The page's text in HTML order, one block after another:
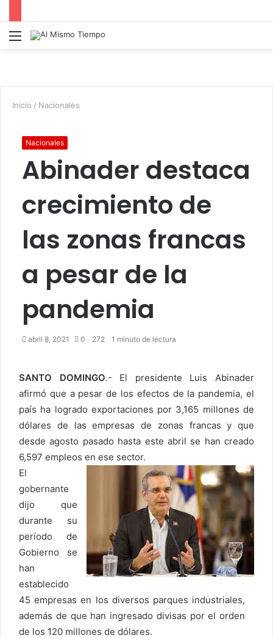
Menú
Inicio / Nacionales
Nacionales
Abinader destaca
crecimiento de
las zonas francas
a pesar de la
pandemia
abril 8, 2021 0 272 1 minuto de lectura
SANTO DOMINGO.- El presidente Luis Abinader
afirmó que a pesar de los efectos de la pandemia, el
país ha logrado exportaciones por 3,165 millones de
dólares de las empresas de zonas francas y que
desde agosto pasado hasta este abril se han creado
6,597 empleos en ese sector.
El
gobernante
dijo que
durante su
período de
Gobierno se
han
establecido
45 empresas en los diversos parques industriales,
además de que han ingresado divisas por el orden
de los 120 millones de dólares.